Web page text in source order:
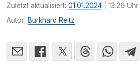
Zuletzt aktualisiert:01.01.2024 | 13:26 Uhr
Autor: Burkhard Reitz